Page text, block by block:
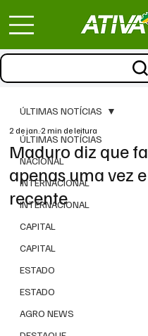
ÚLTIMAS NOTÍCIAS
NACIONAL
INTERNACIONAL
INTERNACIONAL
CAPITAL
CAPITAL
ESTADO
ESTADO
AGRO NEWS
ÚLTIMAS NOTÍCIAS
Maduro diz que
apenas uma vez
recente
2 de jan.2 min de leitura